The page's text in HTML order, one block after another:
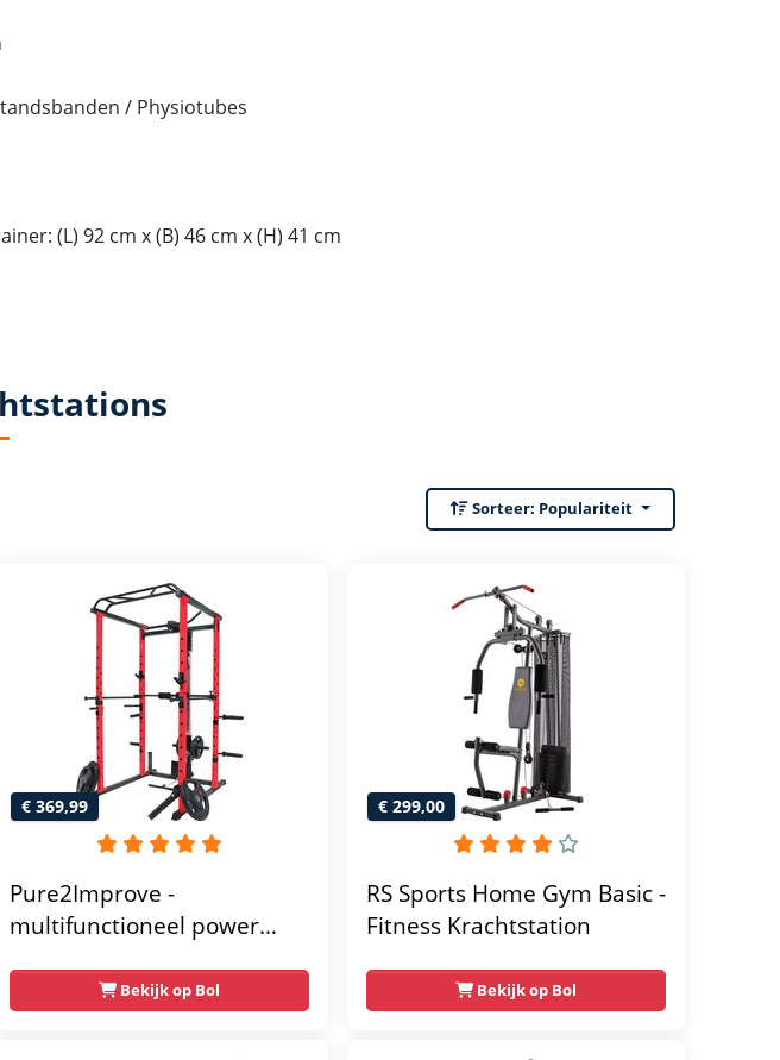
/ Physiotubes
(L) 92 cm x (B) 46 cm x (H) 41 cm
Sorteer: Populariteit
€ 369,99
Pure2Improve -
multifunctioneel power
gym - 215x111x142
Bekijk op Bol
€ 299,00
RS Sports Home Gym Basic -
Fitness Krachtstation
Bekijk op Bol